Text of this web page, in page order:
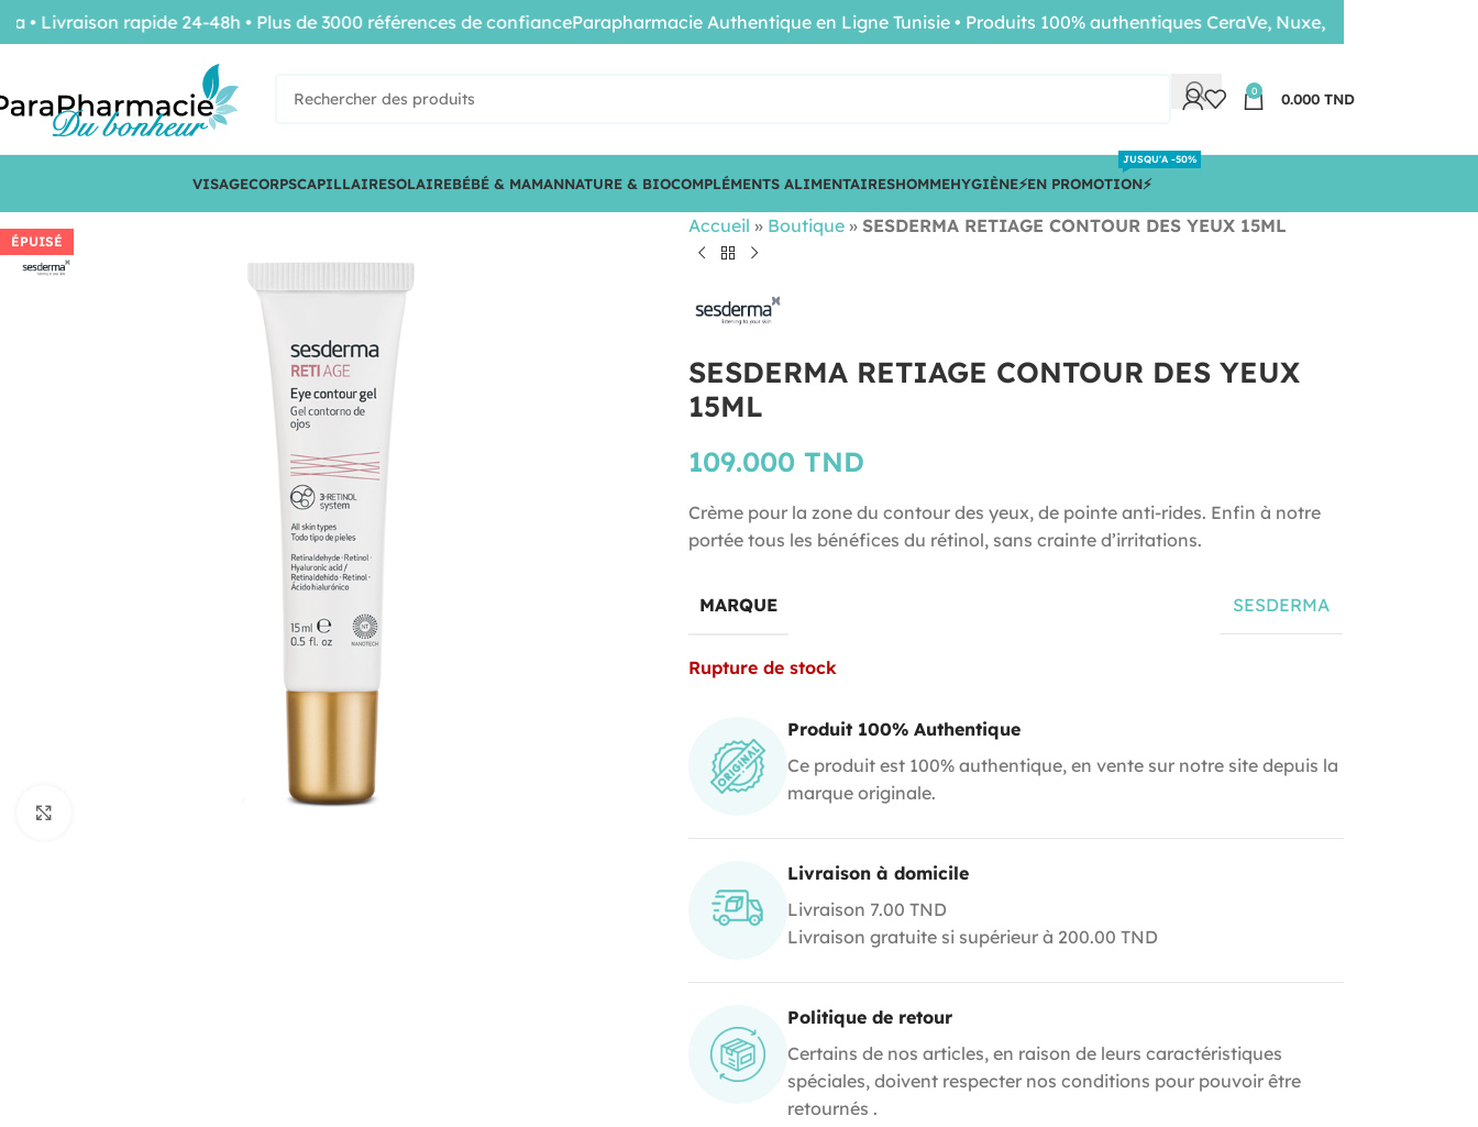
0 0.000 TND
VISAGECORPSCAPILLAIRESOLAIREBÉBÉ & MAMANNATURE & BIOCOMPLÉMENTS ALIMENTAIRESHOMMEHYGIÈNE⚡️EN PROMOTION⚡️
JUSQU'A -50%
ÉPUISÉ
Accueil » Boutique» SESDERMA RETIAGE CONTOUR DES YEUX 15ML
SESDERMA RETIAGE CONTOUR DES YEUX
15ML
109.000 TND
Crème pour la zone du contour des yeux, de pointe anti-rides. Enfin à notre
portée tous les bénéfices du rétinol, sans crainte d’irritations.
MARQUE SESDERMA
Rupture de stock
Produit 100% Authentique
Ce produit est 100% authentique, en vente sur notre site depuis la
marque originale.
Livraison à domicile
Livraison 7.00 TND
Livraison gratuite si supérieur à 200.00 TND
Politique de retour
Certains de nos articles, en raison de leurs caractéristiques
spéciales, doivent respecter nos conditions pour pouvoir être
retournés .
rapide 24-48h • Plus de 3000 références de confianceParapharmacie Authentique en Ligne Tunisie • Produits 100% authentiques CeraVe, Nuxe, Bioderma •